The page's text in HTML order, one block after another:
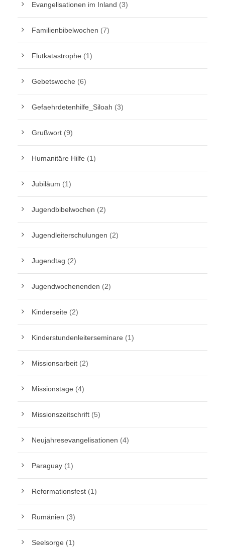
Evangelisationen im Inland (3)
Familienbibelwochen (7)
Flutkatastrophe (1)
Gebetswoche (6)
Gefaehrdetenhilfe_Siloah (3)
Grußwort (9)
Humanitäre Hilfe (1)
Jubiläum (1)
Jugendbibelwochen (2)
Jugendleiterschulungen (2)
Jugendtag (2)
Jugendwochenenden (2)
Kinderseite (2)
Kinderstundenleiterseminare (1)
Missionsarbeit (2)
Missionstage (4)
Missionszeitschrift (5)
Neujahresevangelisationen (4)
Paraguay (1)
Reformationsfest (1)
Rumänien (3)
Seelsorge (1)